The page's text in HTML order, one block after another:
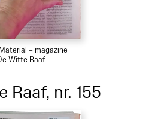
– magazine
Witte Raaf
Raaf, nr. 155